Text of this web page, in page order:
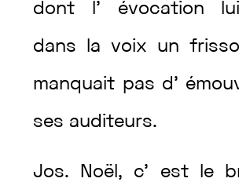
dont l’ évocation
dans lavoix un
manquait pas d’
ses auditeurs.
Jos. Noël , c’ est le